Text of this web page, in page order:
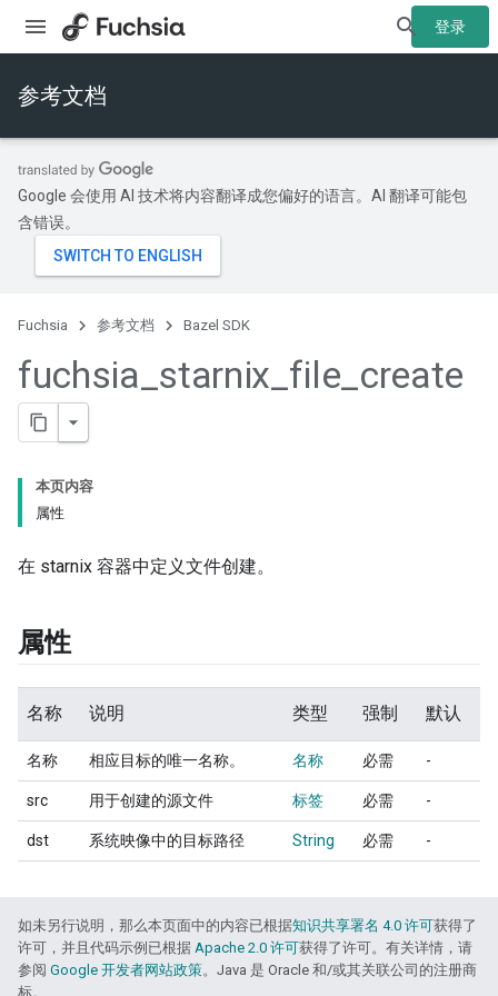
登录
参考文档
Google 会使用 AI 技术将内容翻译成您偏好的语言。AI 翻译可能包
含错误。
Fuchsia 参考文档 Bazel SDK
fuchsia_starnix_file_create
本页内容
属性
在 starnix 容器中定义文件创建。
属性
名称 说明 类型 强制 默认
名称 相应目标的唯一名称。 名称 必需 -
src 用于创建的源文件 标签 必需 -
dst 系统映像中的目标路径 String 必需 -
如未另行说明，那么本页面中的内容已根据知识共享署名 4.0 许可获得了
许可，并且代码示例已根据 Apache 2.0 许可获得了许可。有关详情，请
参阅 Google 开发者网站政策。Java 是 Oracle 和/或其关联公司的注册商
标。